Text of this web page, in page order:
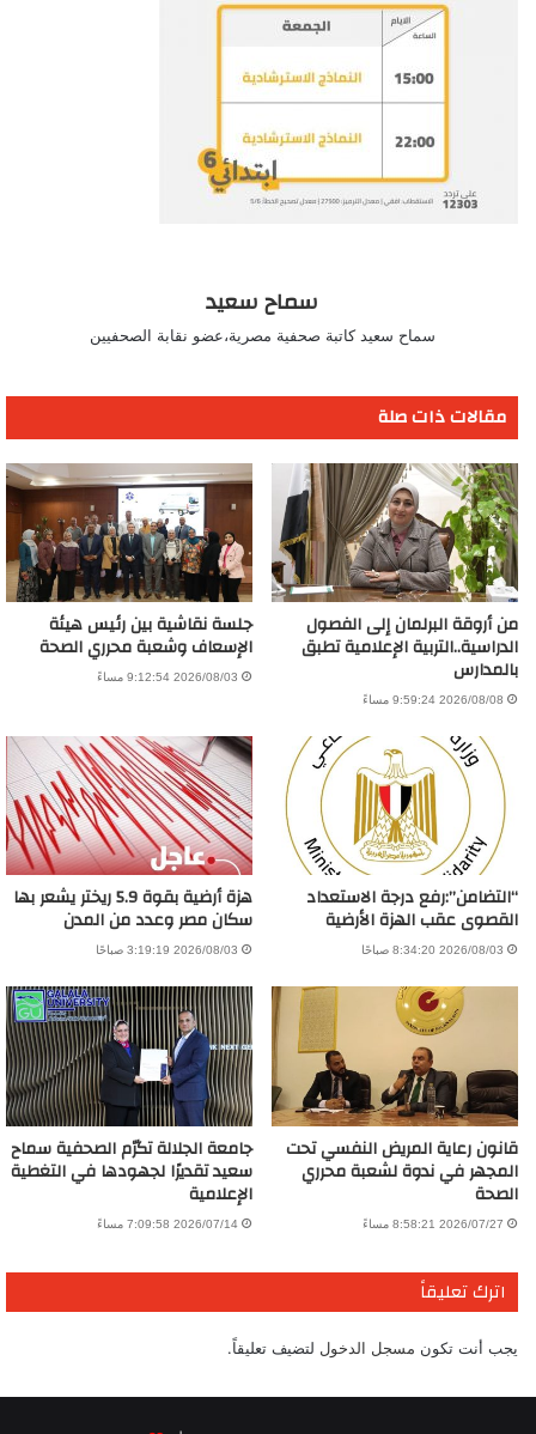
سماح سعيد
سماح سعيد كاتبة صحفية مصرية،عضو نقابة الصحفيين
مقالات ذات صلة
من أروقة البرلمان إلى الفصول
الدراسية..التربية الإعلامية تطبق
بالمدارس
2026/08/08 9:59:24 مساءً
جلسة نقاشية بين رئيس هيئة
الإسعاف وشعبة محرري الصحة
2026/08/03 9:12:54 مساءً
“التضامن”:رفع درجة الاستعداد
القصوى عقب الهزة الأرضية
2026/08/03 8:34:20 صباحًا
هزة أرضية بقوة 5.9 ريختر يشعر بها
سكان مصر وعدد من المدن
2026/08/03 3:19:19 صباحًا
قانون رعاية المريض النفسي تحت
المجهر في ندوة لشعبة محرري
الصحة
2026/07/27 8:58:21 مساءً
جامعة الجلالة تكرّم الصحفية سماح
سعيد تقديرًا لجهودها في التغطية
الإعلامية
2026/07/14 7:09:58 مساءً
اترك تعليقاً
يجب أنت تكون مسجل الدخول لتضيف تعليقاً.